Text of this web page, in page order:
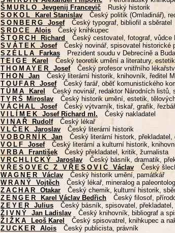
ŠMURLO Jevgenij Francevič
Ruský historik
SOKOL
Karel Stanislav
Český politik (Omladinář),
SONBERG Josef
Český typograf, bibliofil a sběratel
SRDCE Alois
Český knihkupec
ŠTORCH
Richard
Český cestovatel, fotograf, vůdce
SVÁTEK Josef
Český novinář, spisovatel historické
SZÉLLA
Farkas
Prezident soudu v Debrecíně a
TEIGE
Karel
Český teoretik umění a literatury,
THOMAYER Josef
Český profesor vnitřního
THON Jan
Český literární historik, knihovník, ředitel
TOUFAR Josef
Český farář, oběť komunistického
TŮMA
Karel
Český novinář, redaktor Národních listů,
TYRŠ
Miroslav
Český historik umění, estetik,
VÁCHAL Josef
Český výtvarník, tiskař, grafik,
VILÍMEK Josef Richard ml.
Český nakladatel
VINAŘ Rudolf
Český lékař
VLČEK Jaroslav
Český literární historik
VOBORNÍK Jan
Český literární histork, překladatel,
VOLF Josef
Český literární a kulturní historik,
VRBA
František
Český překladatel, kritik, žurnalista
VRCHLICKÝ Jaroslav
Český básník, dramatik,
VŘESOVEC Z VŘESOVIC Václav
Český
WAGNER Václav
Český historik umění, památkář
WRANÝ Vojtěch
Český lékař, mineralog a paleontolog
ZACHAR Otakar
Český chemik, kulturní historik,
ZENGER
Karel Václav Bedřich
Český filosof,
ZEYER Julius
Český básník, spisovatel, překladatel,
ŽIVNÝ Jan Ladislav
Český knihovník, bibliograf a
ŽIŽKA
Leoš Karel
Český spisovatrel, knihkupec a
ZUCKER Alois Český publicista, právník